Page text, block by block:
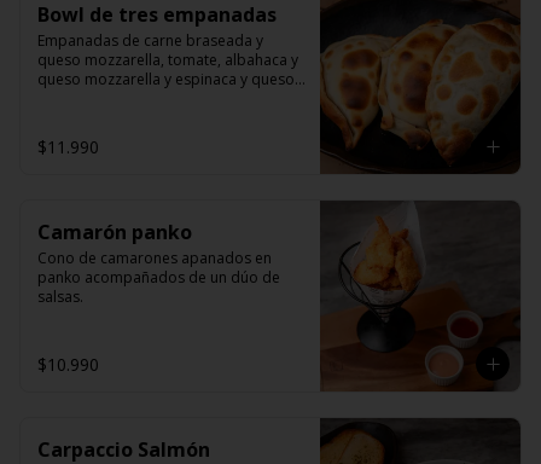
Bowl de tres empanadas
Empanadas de carne braseada y
queso mozzarella, tomate, albahaca y
queso mozzarella y espinaca y queso
$11.990
Camarón panko
Cono de camarones apanados en
panko acompañados de un dúo de
salsas.
$10.990
Carpaccio Salmón